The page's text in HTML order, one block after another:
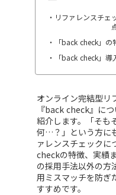
・リファレンスチェ
・「back check」
・「back check」導
オンライン完結型リ
『back check』に
紹介します。「そも
何…？」という方に
ァレンスチェック
checkの特徴、実績
の採用手法以外の方
用ミスマッチを防ぎ
すすめです。